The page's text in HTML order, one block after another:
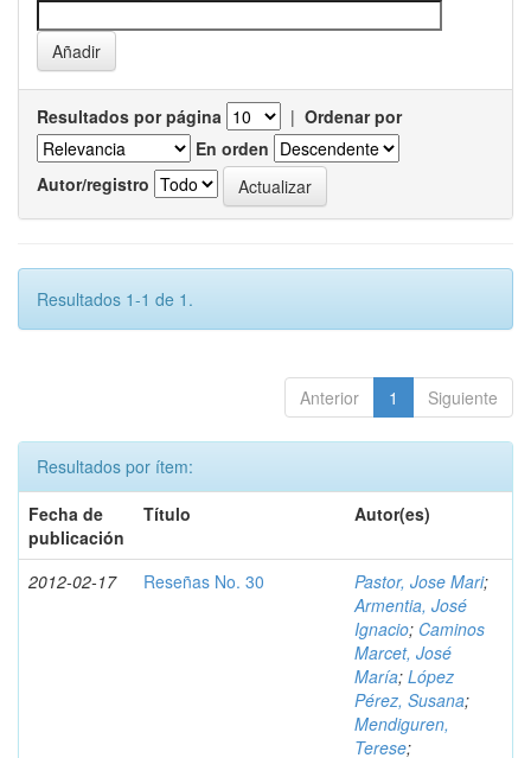
Resultados por página | Ordenar por
En orden
Autor/registro
Resultados 1-1 de 1.
Anterior 1 Siguiente
Resultados por ítem:
Fecha de
publicación
Título Autor(es)
2012-02-17 Reseñas No. 30 Pastor, Jose Mari;
Armentia, José
Ignacio; Caminos
Marcet, José
María; López
Pérez, Susana;
Mendiguren,
Terese;